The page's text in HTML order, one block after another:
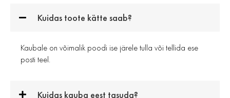
Kuidas toote kätte saab?
Kaubale on võimalik poodi ise järele tulla või tellida ese
posti teel.
Kuidas kauba eest tasuda?